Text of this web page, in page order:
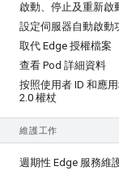
啟動、停止及重新啟
設定伺服器自動啟動
取代 Edge 授權檔案
查看 Pod 詳細資料
按照使用者 ID 和應
2.0 權杖
維護工作
週期性 Edge 服務維